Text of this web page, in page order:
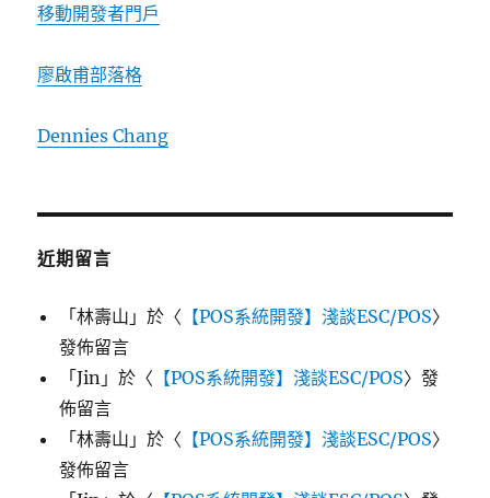
移動開發者門戶
廖啟甫部落格
Dennies Chang
近期留言
「林壽山 」於〈 【POS系統開發】淺談ESC/POS〉
發佈留言
「Jin 」於〈 【POS系統開發】淺談ESC/POS〉發
佈留言
「林壽山 」於〈 【POS系統開發】淺談ESC/POS〉
發佈留言